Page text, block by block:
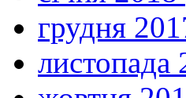
грудня
листопада